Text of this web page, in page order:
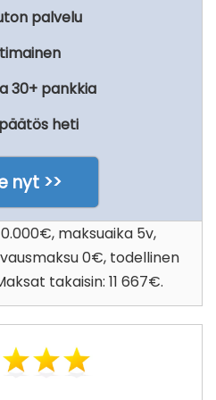
palvelu
30+ pankkia
heti
nyt >>
maksuaika 5v,
0€, todellinen
takaisin: 11 667€.